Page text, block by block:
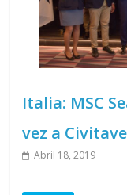
Italia: MSC
vez a
Abril 18, 2019